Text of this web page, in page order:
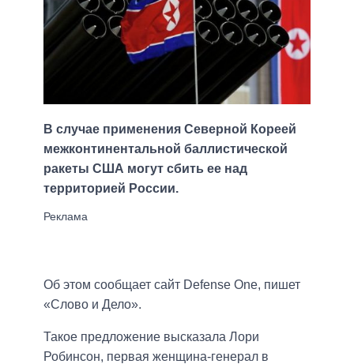
В случае применения Северной Кореей
межконтинентальной баллистической
ракеты США могут сбить ее над
территорией России.
Об этом сообщает сайт Defense One, пишет
«Слово и Дело».
Такое предложение высказала Лори
Робинсон, первая женщина-генерал в